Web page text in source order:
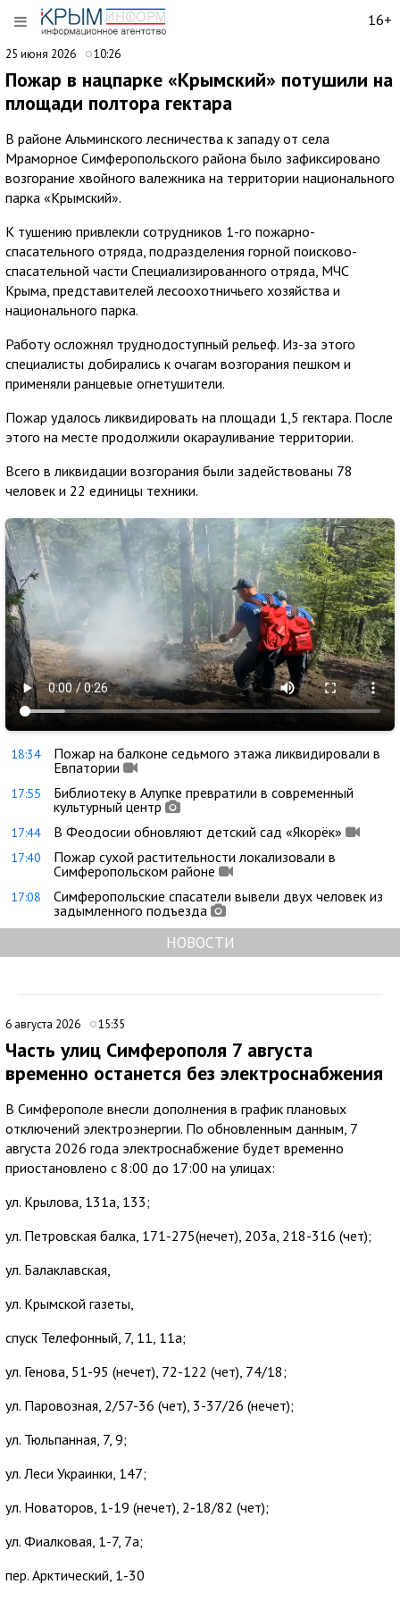
16+
25 июня 2026 10:26
Пожар в нацпарке «Крымский» потушили на
площади полтора гектара
В районе Альминского лесничества к западу от села
Мраморное Симферопольского района было зафиксировано
возгорание хвойного валежника на территории национального
парка «Крымский».
К тушению привлекли сотрудников 1-го пожарно-
спасательного отряда, подразделения горной поисково-
спасательной части Специализированного отряда, МЧС
Крыма, представителей лесоохотничьего хозяйства и
национального парка.
Работу осложнял труднодоступный рельеф. Из-за этого
специалисты добирались к очагам возгорания пешком и
применяли ранцевые огнетушители.
Пожар удалось ликвидировать на площади 1,5 гектара. После
этого на месте продолжили окарауливание территории.
Всего в ликвидации возгорания были задействованы 78
человек и 22 единицы техники.
18:34
Пожар на балконе седьмого этажа ликвидировали в
Евпатории
17:55
Библиотеку в Алупке превратили в современный
культурный центр
17:44 В Феодосии обновляют детский сад «Якорёк»
17:40
Пожар сухой растительности локализовали в
Симферопольском районе
17:08
Симферопольские спасатели вывели двух человек из
задымленного подъезда
НОВОСТИ
6 августа 2026 15:35
Часть улиц Симферополя 7 августа
временно останется без электроснабжения
В Симферополе внесли дополнения в график плановых
отключений электроэнергии. По обновленным данным, 7
августа 2026 года электроснабжение будет временно
приостановлено с 8:00 до 17:00 на улицах:
ул. Крылова, 131а, 133;
ул. Петровская балка, 171-275(нечет), 203а, 218-316 (чет);
ул. Балаклавская,
ул. Крымской газеты,
спуск Телефонный, 7, 11, 11а;
ул. Генова, 51-95 (нечет), 72-122 (чет), 74/18;
ул. Паровозная, 2/57-36 (чет), 3-37/26 (нечет);
ул. Тюльпанная, 7, 9;
ул. Леси Украинки, 147;
ул. Новаторов, 1-19 (нечет), 2-18/82 (чет);
ул. Фиалковая, 1-7, 7а;
пер. Арктический, 1-30